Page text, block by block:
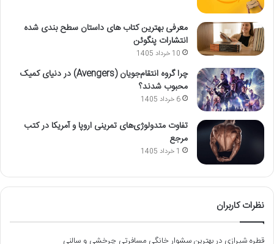
معرفی بهترین کتاب های داستان سطح بندی شده
انتشارات پنگوئن
10 خرداد 1405
چرا گروه انتقام‌جویان (Avengers) در دنیای کمیک
محبوب شدند؟
6 خرداد 1405
تفاوت متدولوژی‌های تمرینی اروپا و آمریکا در کتب
مرجع
1 خرداد 1405
نظرات کاربران
قطره شیرازی در بهترین سشوار خانگی مسافرتی چرخشی و سالنی